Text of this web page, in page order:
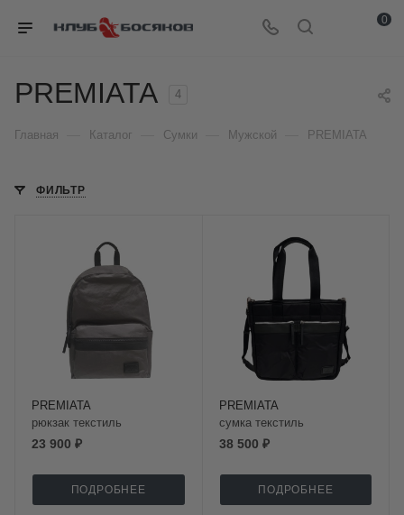
0
PREMIATA 4
Главная Каталог Сумки Мужской PREMIATA
ФИЛЬТР
PREMIATA
рюкзак текстиль
23 900 ₽
ПОДРОБНЕЕ
PREMIATA
сумка текстиль
38 500 ₽
ПОДРОБНЕЕ